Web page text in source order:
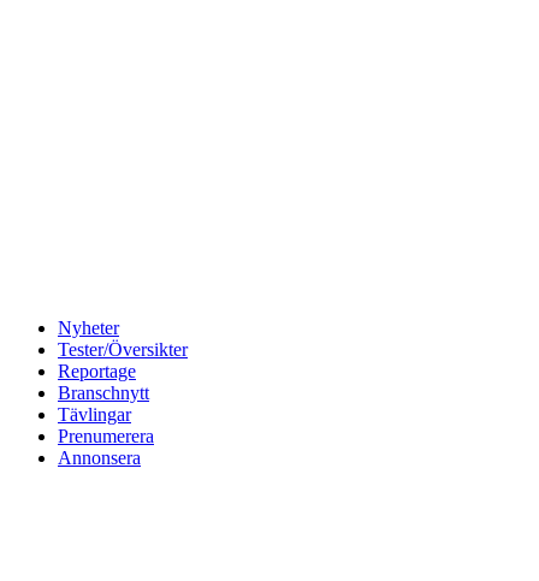
Nyheter
Tester/Översikter
Reportage
Branschnytt
Tävlingar
Prenumerera
Annonsera